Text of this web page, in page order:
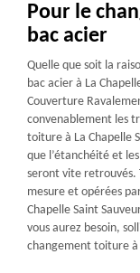
Pour le
bac acier
Quelle que soit la
bac acier à La
Couverture
convenablement les
toiture à La Chapelle
que l’étanchéité et
seront vite retrouvés.
mesure et opérées
Chapelle Saint
vous aurez besoin,
changement toiture à